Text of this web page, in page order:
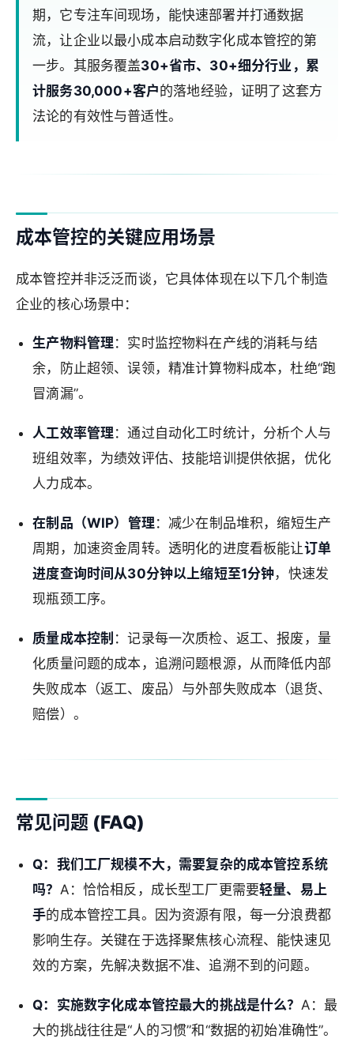
期，它专注车间现场，能快速部署并打通数据
流，让企业以最小成本启动数字化成本管控的第
一步。其服务覆盖30+省市、30+细分行业，累
计服务30,000+客户的落地经验，证明了这套方
法论的有效性与普适性。
成本管控的关键应用场景
成本管控并非泛泛而谈，它具体体现在以下几个制造
企业的核心场景中：
生产物料管理：实时监控物料在产线的消耗与结
余，防止超领、误领，精准计算物料成本，杜绝“跑
冒滴漏”。
人工效率管理：通过自动化工时统计，分析个人与
班组效率，为绩效评估、技能培训提供依据，优化
人力成本。
在制品（WIP）管理：减少在制品堆积，缩短生产
周期，加速资金周转。透明化的进度看板能让订单
进度查询时间从30分钟以上缩短至1分钟，快速发
现瓶颈工序。
质量成本控制 ：记录每一次质检、返工、报废，量
化质量问题的成本，追溯问题根源，从而降低内部
失败成本（返工、废品）与外部失败成本（退货、
赔偿）。
常见问题 (FAQ)
Q：我们工厂规模不大，需要复杂的成本管控系统
吗？ A：恰恰相反，成长型工厂更需要轻量、易上
手的成本管控工具。因为资源有限，每一分浪费都
影响生存。关键在于选择聚焦核心流程、能快速见
效的方案，先解决数据不准、追溯不到的问题。
Q：实施数字化成本管控最大的挑战是什么？ A：最
大的挑战往往是“人的习惯”和“数据的初始准确性”。